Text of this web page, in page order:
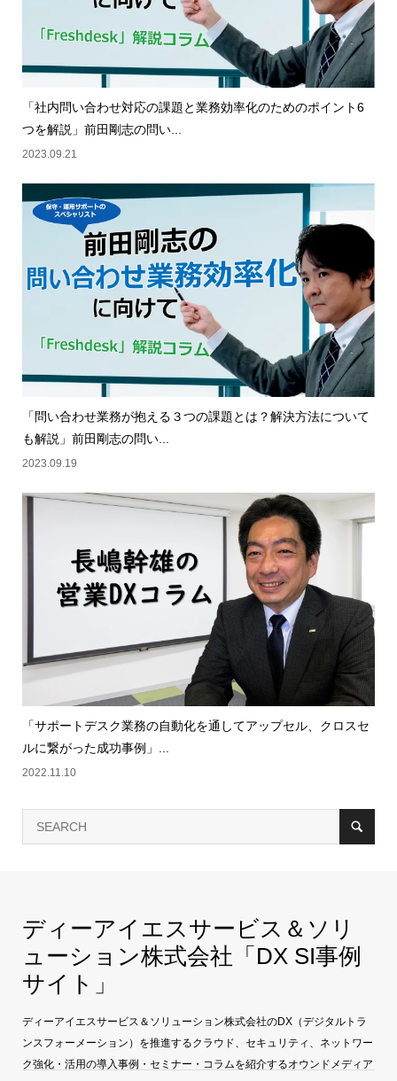
「社内問い合わせ対応の課題と業務効率化のためのポイント6
つを解説」前田剛志の問い...
2023.09.21
「問い合わせ業務が抱える３つの課題とは？解決方法について
も解説」前田剛志の問い...
2023.09.19
「サポートデスク業務の自動化を通してアップセル、クロスセ
ルに繋がった成功事例」...
2022.11.10
ディーアイエスサービス＆ソリ
ューション株式会社「DX SI事例
サイト」
ディーアイエスサービス＆ソリューション株式会社のDX（デジタルトラ
ンスフォーメーション）を推進するクラウド、セキュリティ、ネットワー
ク強化・活用の導入事例・セミナー・コラムを紹介するオウンドメディア